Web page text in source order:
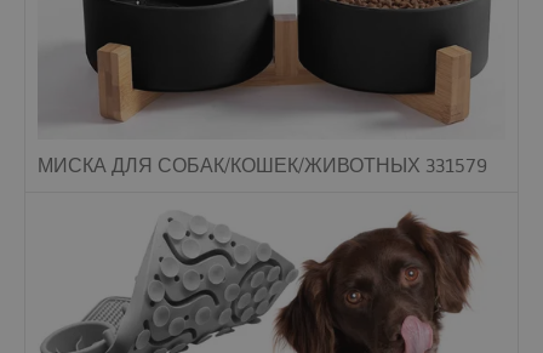
МИСКА ДЛЯ СОБАК/КОШЕК/ЖИВОТНЫХ 331579